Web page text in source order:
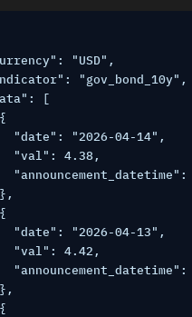
"USD",
"gov_bond_10y",
[
"date": "2026-04-14",
"val": 4.38,
"announcement_datetime":
"date": "2026-04-13",
"val": 4.42,
"announcement_datetime":